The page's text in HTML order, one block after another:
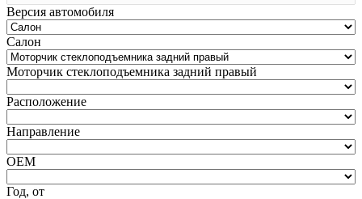
Версия автомобиля
Салон
Моторчик стеклоподъемника задний правый
Расположение
Направление
ОЕМ
Год, от